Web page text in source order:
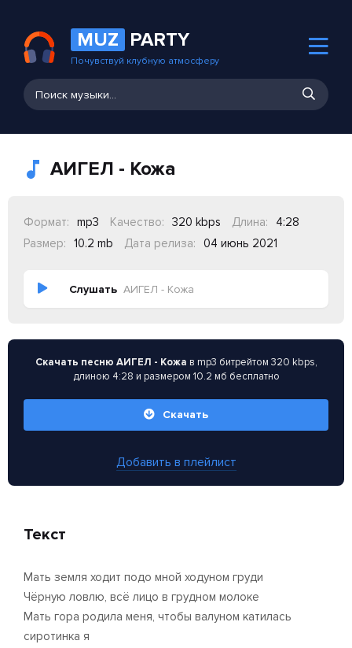
MUZ PARTY
Почувствуй клубную атмосферу
АИГЕЛ - Кожа
Формат: mp3 Качество: 320 kbps Длина:
4:28
Размер:
10.2 mb Дата релиза: 04 июнь 2021
Слушать АИГЕЛ - Кожа
Скачать песню АИГЕЛ - Кожа в mp3 битрейтом 320 kbps,
длиною 4:28 и размером 10.2 мб бесплатно
Скачать
Добавить в плейлист
Текст
Мать земля ходит подо мной ходуном груди
Чёрную ловлю, всё лицо в грудном молоке
Мать гора родила меня, чтобы валуном катилась
сиротинка я